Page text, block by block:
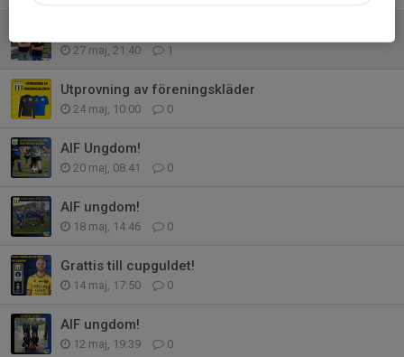
27 maj, 21:40 1
Utprovning av föreningskläder
24 maj, 10:00 0
AIF Ungdom!
20 maj, 08:41 0
AIF ungdom!
18 maj, 14:46 0
Grattis till cupguldet!
14 maj, 17:50 0
AIF ungdom!
12 maj, 19:39 0